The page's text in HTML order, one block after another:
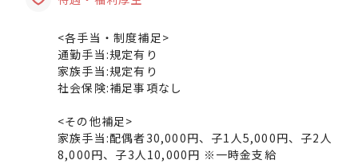
<各手当・制度補足>
通勤手当:規定有り
家族手当:規定有り
社会保険:補足事項なし
<その他補足>
家族手当:配偶者30,000円、子1人5,000円、子2人
8,000円、子3人10,000円 ※一時金支給